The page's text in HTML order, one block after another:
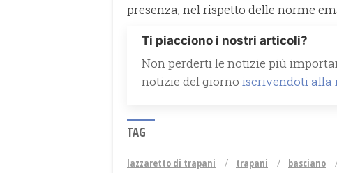
presenza, nel rispetto delle norme
Ti piacciono i nostri articoli?
Non perderti le notizie più
notizie del giorno iscrivendoti alla
TAG
lazzaretto di trapani trapani basciano